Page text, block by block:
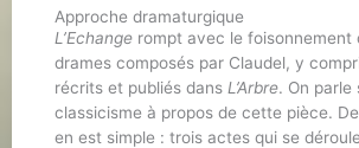
Approche dramaturgique
L’Echange rompt avec le foisonnement
drames composés par Claudel, y
récrits et publiés dans L’Arbre. On parle
classicisme à propos de cette pièce.
en est simple : trois actes qui se